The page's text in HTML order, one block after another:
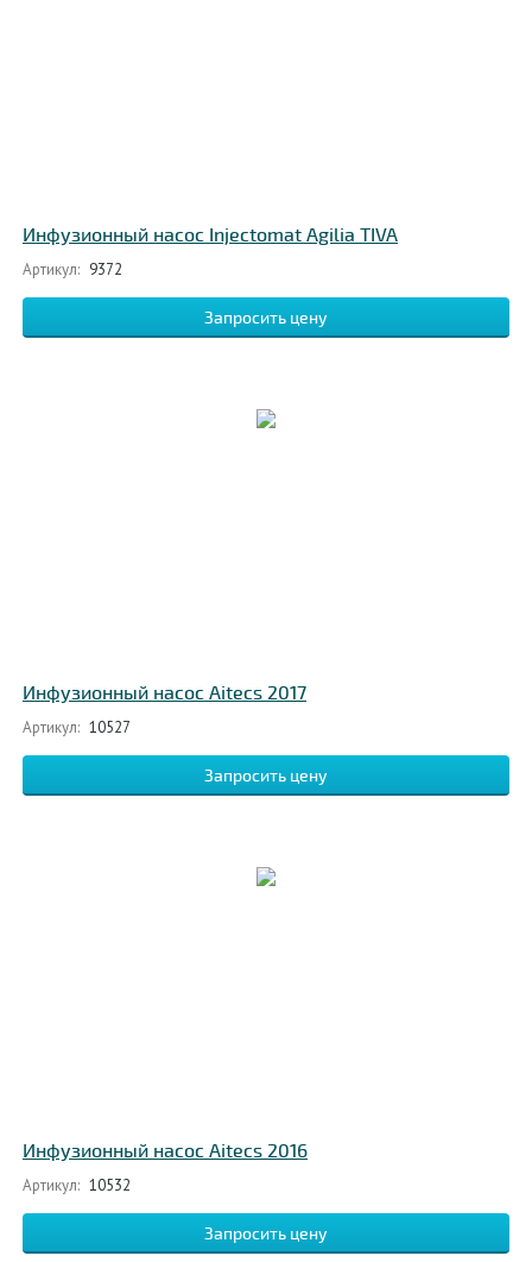
Инфузионный насос Injectomat Agilia TIVA
Артикул: 9372
Запросить цену
Инфузионный насос Aitecs 2017
Артикул: 10527
Запросить цену
Инфузионный насос Aitecs 2016
Артикул: 10532
Запросить цену